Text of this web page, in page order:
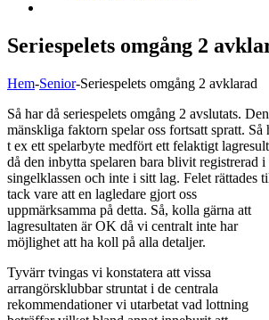
Seriespelets omgång 2
Hem-Senior-Seriespelets omgång 2 avklarad
Så har då seriespelets omgång 2 avslutats. Den
mänskliga faktorn spelar oss fortsatt spratt. Så
t ex ett spelarbyte medfört ett felaktigt
då den inbytta spelaren bara blivit registrerad i
singelklassen och inte i sitt lag. Felet rättades
tack vare att en lagledare gjort oss
uppmärksamma på detta. Så, kolla gärna att
lagresultaten är OK då vi centralt inte har
möjlighet att ha koll på alla detaljer.
Tyvärr tvingas vi konstatera att vissa
arrangörsklubbar struntat i de centrala
rekommendationer vi utarbetat vad lottning